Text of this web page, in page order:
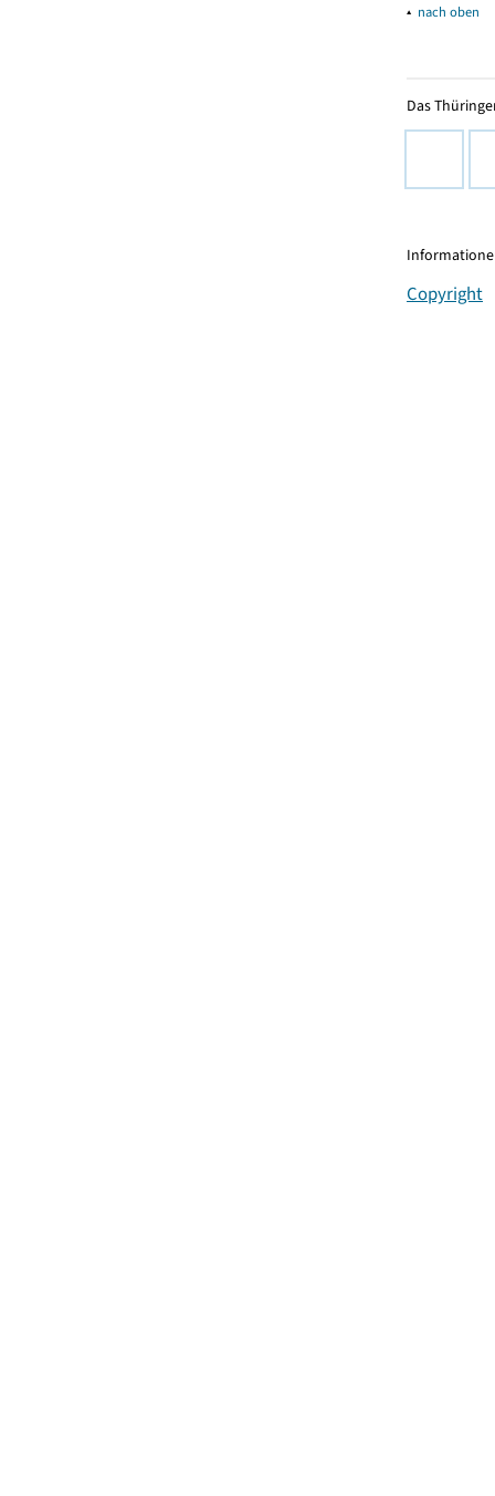
▴ nach oben
Das
Copyright